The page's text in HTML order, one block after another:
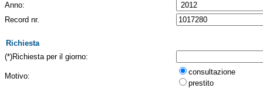
Anno:
Record nr.
Richiesta
(*)Richiesta per il giorno:
Motivo:
consultazione
prestito